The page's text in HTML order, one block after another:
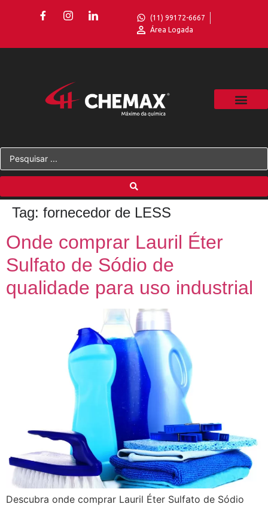
(11) 99172-6667
Área Logada
Tag: fornecedor de LESS
Onde comprar Lauril Éter
Sulfato de Sódio de
qualidade para uso industrial
Descubra onde comprar Lauril Éter Sulfato de Sódio